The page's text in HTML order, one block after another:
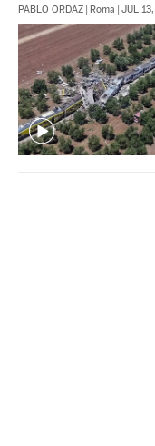
PABLO ORDAZ | Roma | JUL